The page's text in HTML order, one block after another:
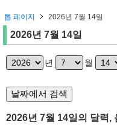
톱 페이지 2026년 7월 14일
2026년 7월 14일
년 월
2026년 7월 14일의 달력,